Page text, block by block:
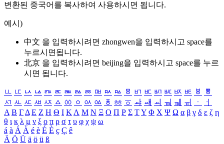
변환된 중국어를 복사하여 사용하시면 됩니다.
예시)
中文 을 입력하시려면 zhongwen을 입력하시고 space를
누르시면됩니다.
北京 을 입력하시려면 beijing을 입력하시고 space를 누르
시면 됩니다.
ㅥ ㅦ ㅧ ㅨ ㅩ ㅪ ㅫ ㅬ ㅭ ㅮ ㅯ ㅰ ㅱ ㅲ ㅳ ㅴ ㅵ ㅶ ㅷ ㅸ
ㅹ
ㅺ ㅻ ㅼ ㅽ ㅾ ㅿ ㆀ ㆁ ㆂ ㆃ ㆄ ㆅ ㆆ ㆇ ㆈ ㆉ ㆊ ㆋ ㆌ ㆍ
ㆎ
Α Β ΓΔ Ε Ζ Η Θ Ι ΚΛ Μ Ν Ξ Ο Π Ρ Σ ΤΥ Φ Χ Ψ Ω α β γ δ ε ζ η
θ ι κ λ μ ν ξ ο π ρ σ τ υ φ χ ψ ω
á à Á À é è É È ç Ç ê
Ä Ö Ü ä ö ü ß